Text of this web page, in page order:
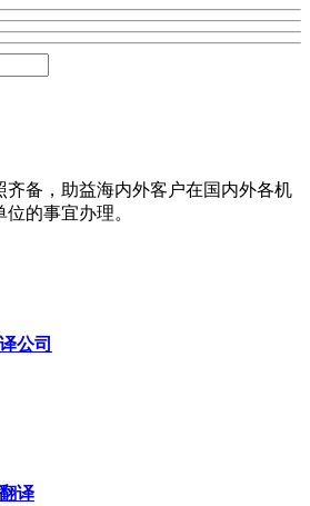
齐备，助益海内外客户在国内外各机
位的事宜办理。
公司
译